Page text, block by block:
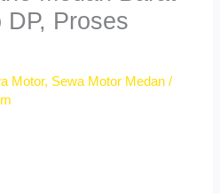
DP, Proses
Motor, Sewa Motor Medan /